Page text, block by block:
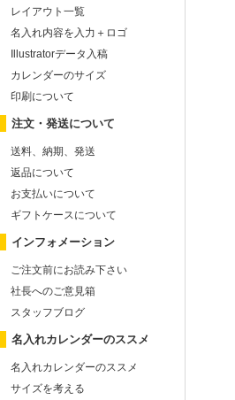
レイアウト一覧
名入れ内容を入力＋ロゴ
Illustratorデータ入稿
カレンダーのサイズ
印刷について
注文・発送について
送料、納期、発送
返品について
お支払いについて
ギフトケースについて
インフォメーション
ご注文前にお読み下さい
社長へのご意見箱
スタッフブログ
名入れカレンダーのススメ
名入れカレンダーのススメ
サイズを考える